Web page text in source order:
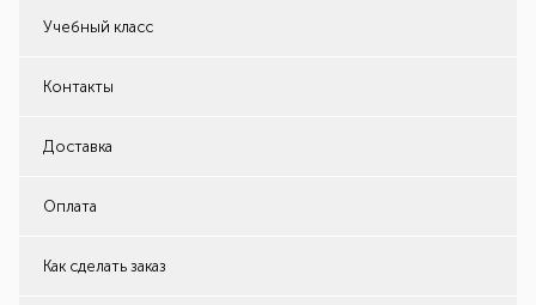
Учебный класс
Контакты
Доставка
Оплата
Как сделать заказ